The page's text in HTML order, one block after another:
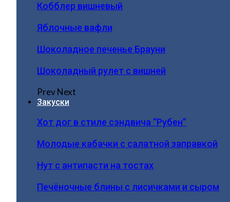
Кобблер вишневый
Яблочные вафли
Шоколадное печенье Брауни
Шоколадный рулет с вишней
PrevNext
Закуски
Хот дог в стиле сэндвича “Рубен”
Молодые кабачки с салатной заправкой
Нут с антипасти на тостах
Печёночные блины с лисичками и сыром